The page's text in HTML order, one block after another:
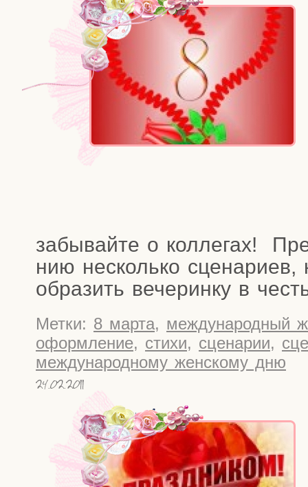
забы­вай­те о кол­ле­гах!
нию несколь­ко
об­ра­зить вече­рин­ку в
Метки: 8 марта, международный
оформление, стихи, сценарии,
международному женскому дню
24.02.2011